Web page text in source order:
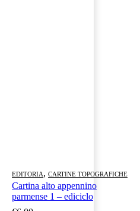
EDITORIA, CARTINE TOPOGRAFICHE
Cartina alto appennino
parmense 1 – ediciclo